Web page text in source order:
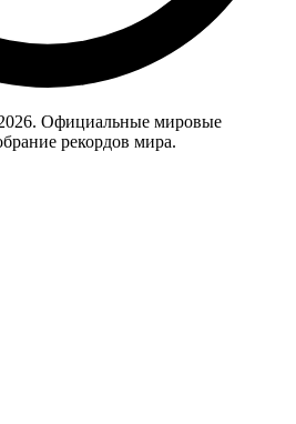
Официальные мировые
рекордов мира.